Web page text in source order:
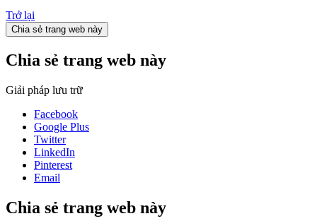
Trở lại
Chia sẻ trang web này
Chia sẻ trang web này
Giải pháp lưu trữ
Facebook
Google Plus
Twitter
LinkedIn
Pinterest
Email
Chia sẻ trang web này